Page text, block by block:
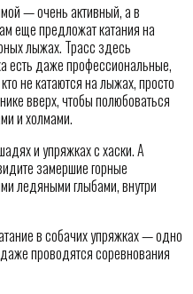
— очень активный, а в
еще предложат катания на
лыжах. Трасс здесь
есть даже профессиональные,
не катаются на лыжах, просто
вверх, чтобы полюбоваться
и холмами.
и упряжках с хаски. А
замершие горные
ледяными глыбами, внутри
в собачих упряжках — одно
проводятся соревнования